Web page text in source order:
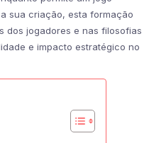
sua criação, esta formação
dos jogadores e nas filosofias
e impacto estratégico no